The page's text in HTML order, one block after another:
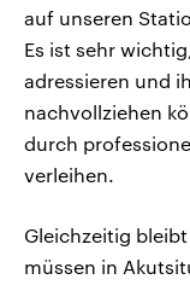
auf unseren
Es ist sehr
adressieren und
nachvollziehen
durch
verleihen.
Gleichzeitig
müssen in